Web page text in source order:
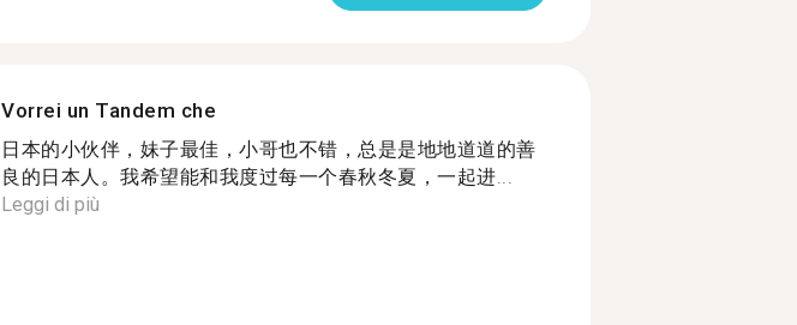
Vorrei un Tandem che
日本的小伙伴，妹子最佳，小哥也不错，总是是地地道道的善
良的日本人。我希望能和我度过每一个春秋冬夏，一起进...
Leggi di più